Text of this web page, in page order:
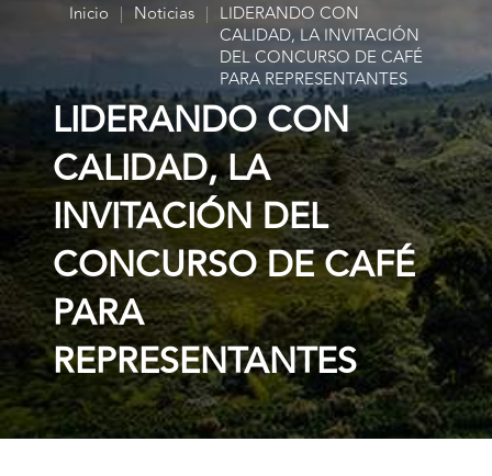
Inicio | Noticias | LIDERANDO CON
CALIDAD, LA INVITACIÓN
DEL CONCURSO DE CAFÉ
PARA REPRESENTANTES
LIDERANDO CON
CALIDAD, LA
INVITACIÓN DEL
CONCURSO DE CAFÉ
PARA
REPRESENTANTES